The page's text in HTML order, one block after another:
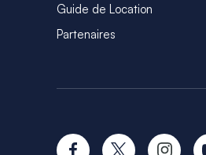
Guide de Location
Partenaires